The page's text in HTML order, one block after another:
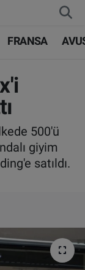
FRANSA
500'ü
giyim
satıldı.